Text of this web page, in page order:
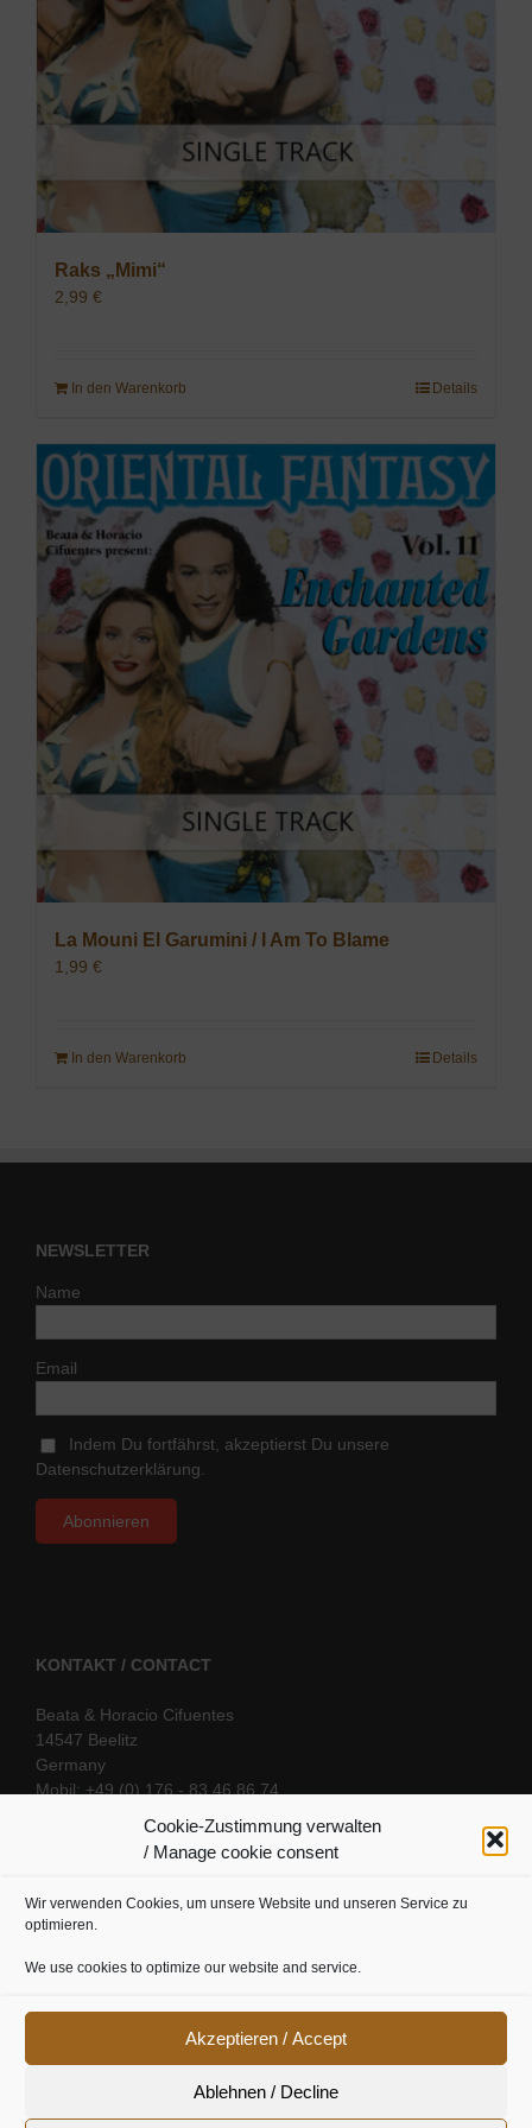
Cookie-Zustimmung verwalten
/ Manage cookie consent
Wir verwenden Cookies, um unsere Website und unseren Service zu
optimieren.
We use cookies to optimize our website and service.
Akzeptieren / Accept
Ablehnen / Decline
Raks „Mimi“
2,99 €
In den Warenkorb Details
La Mouni El Garumini / I Am To Blame
1,99 €
In den Warenkorb Details
NEWSLETTER
Name
Email
Indem Du fortfährst, akzeptierst Du unsere
Datenschutzerklärung.
KONTAKT / CONTACT
Beata & Horacio Cifuentes
14547 Beelitz
Germany
Mobil: +49 (0) 176 - 83 46 86 74
SOCIAL LINKS